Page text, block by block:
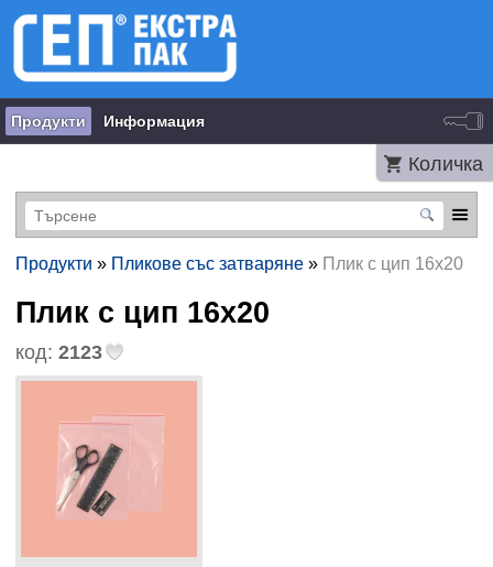
Продукти Информация
Количка
Продукти » Пликове със затваряне» Плик с цип 16х20
Плик с цип 16х20
код: 2123